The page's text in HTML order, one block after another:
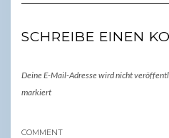
SCHREIBE EINEN
Deine E-Mail-Adresse wird nicht
markiert
COMMENT